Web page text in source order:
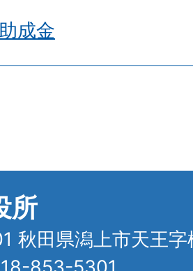
成金
所
秋田県潟上市天王